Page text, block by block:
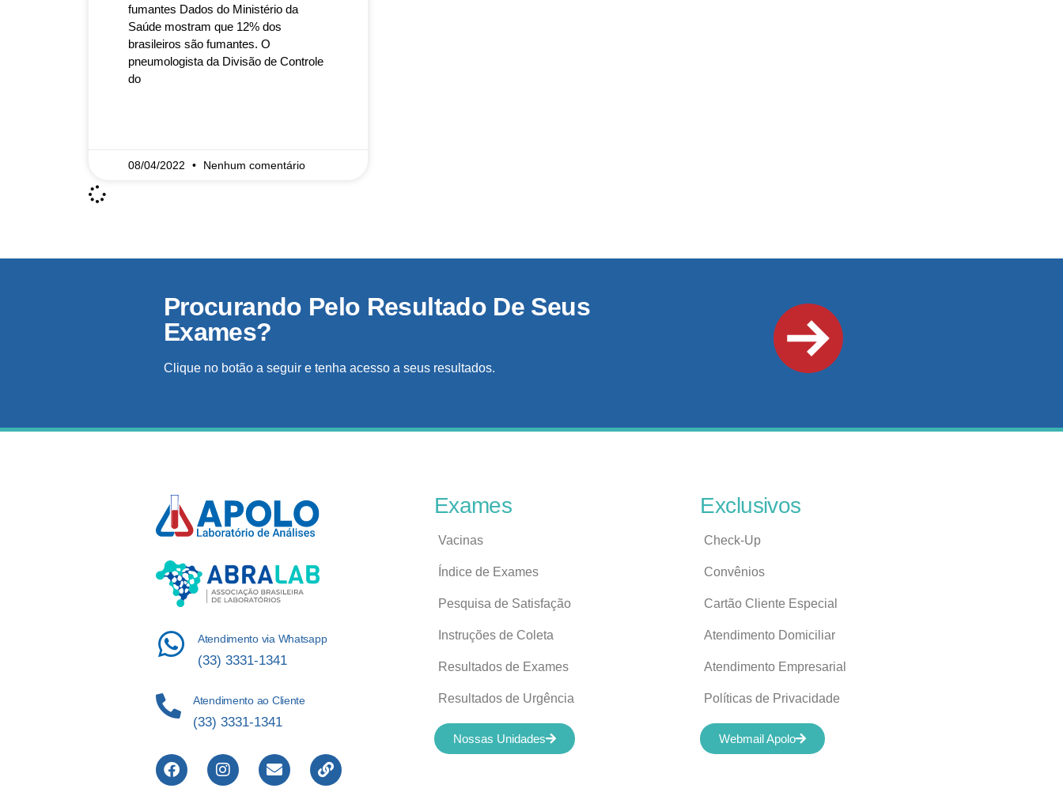
fumantes Dados do Ministério da
Saúde mostram que 12% dos
brasileiros são fumantes. O
pneumologista da Divisão de Controle
do
08/04/2022 Nenhum comentário
Procurando Pelo Resultado De Seus
Exames?
Clique no botão a seguir e tenha acesso a seus resultados.
Atendimento via Whatsapp
(33) 3331-1341
Atendimento ao Cliente
(33) 3331-1341
Exames
Vacinas
Índice de Exames
Pesquisa de Satisfação
Instruções de Coleta
Resultados de Exames
Resultados de Urgência
Nossas Unidades
Exclusivos
Check-Up
Convênios
Cartão Cliente Especial
Atendimento Domiciliar
Atendimento Empresarial
Políticas de Privacidade
Webmail Apolo